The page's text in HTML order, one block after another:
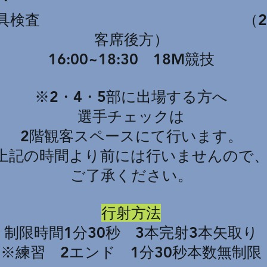
検査
（2
客席後方）
16:00~18:30 18M競技
※2・4・5部に出場する方へ
選手チェックは
2階観客スペースにて行います。
記の時間より前には行いませんので
​ご了承ください。
行射方法
制限時間1分30秒 3本完射3本矢取り
※練習 2エンド 1分30秒本数無制限